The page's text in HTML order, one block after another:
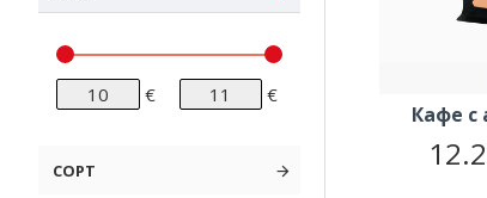
€ €
СОРТ
Кафе с